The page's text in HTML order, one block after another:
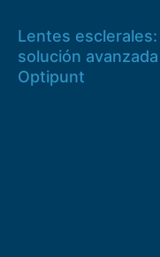
Lentes esclerales:
solución avanzada |
Optipunt